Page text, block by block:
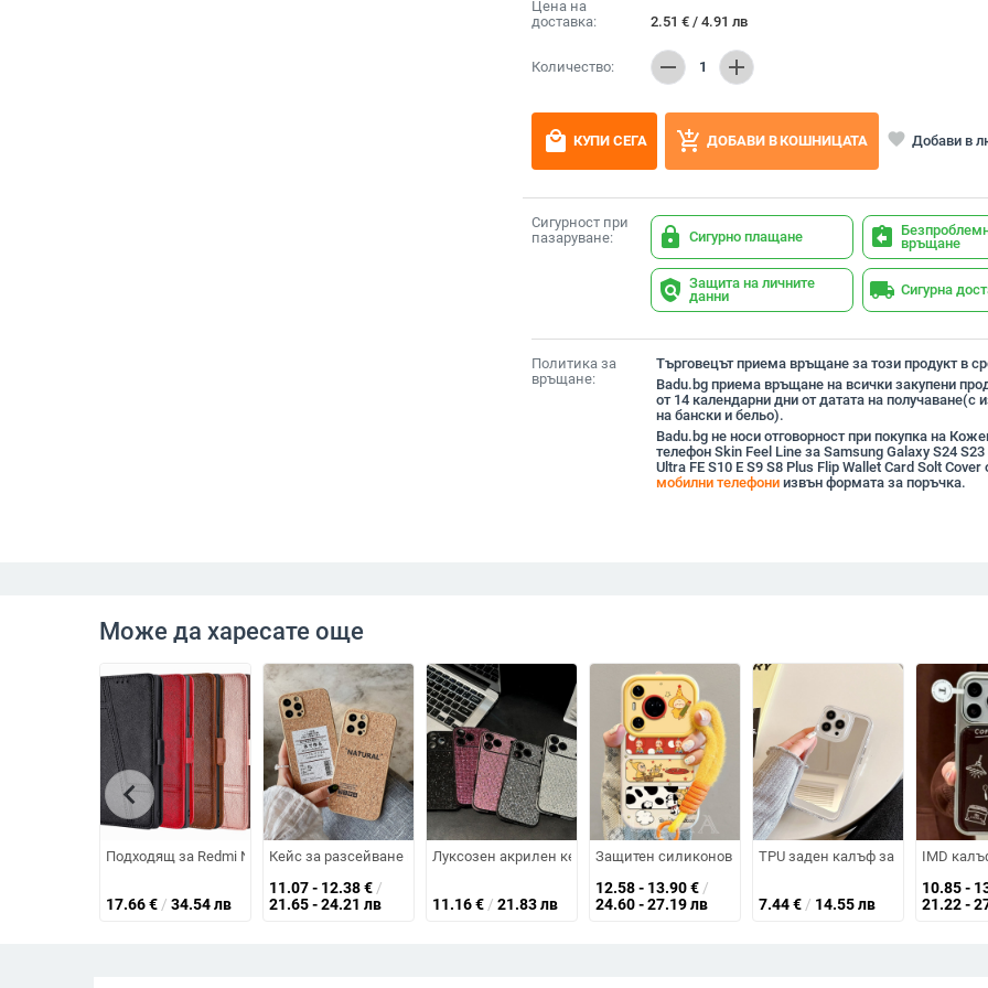
Цена на
доставка:
2.51 € / 4.91 лв
Количество: remove 1 add
local_mall КУПИ СЕГА add_shopping_cart ДОБАВИ В КОШНИЦАТА favorite Добави в
Сигурност при
пазаруване:
lock Сигурно плащане assignment_return връщане
policy Защита на личните
данни
local_shipping Сигурна
Политика за
връщане:
Търговецът приема връщане за този продукт в
Badu.bg приема връщане на всички закупени
от 14 календарни дни от датата на получаване(с
на бански и бельо).
Badu.bg не носи отговорност при покупка на
телефон Skin Feel Line за Samsung Galaxy S24 S23
Ultra FE S10 E S9 S8 Plus Flip Wallet Card Solt Cover
мобилни телефониизвън формата за поръчка.
Може да харесате още
Подходящ за Redmi Note 13R, Redmi пълно покритие, устойчив на изпускане, защитен калъф K70 от висок клас, магнитен калъф
17.66€ / 34.54 лв
Кейс за разсейване на топлината за iPhone с дървена ламперия; течен TPU + PC; удароустойчив,
11.07 - 12.38€ /
21.65 - 24.21 лв
Луксозен акрилен кейс с кристали за iPhone 17 Pro Max, пълно покритие с
11.16€ / 21.83 лв
Защитен силиконов калъф за Huawei Pura80 Pro –
12.58 - 13.90€ /
24.60 - 27.19 лв
TPU заден калъф за iPhone 14,
7.44€ / 14.55 лв
IMD
10.85 -
21.22 -
chevron_left